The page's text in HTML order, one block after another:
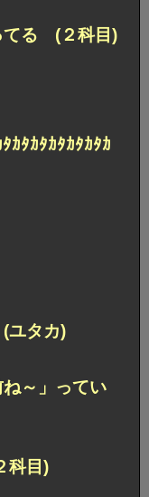
てる (２科目)
ｶﾀｶﾀｶﾀｶﾀｶﾀｶ
タカ)
～」ってい
科目)